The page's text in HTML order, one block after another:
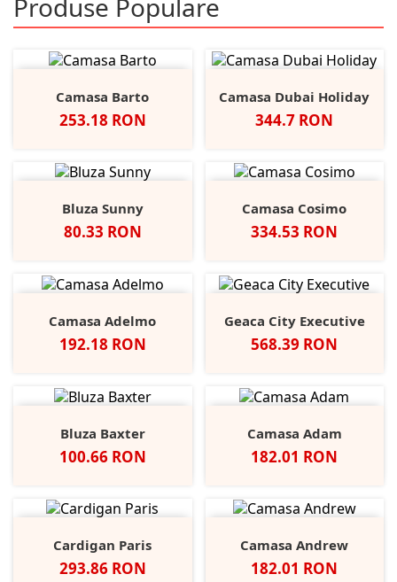
Produse Populare
Camasa Barto
Pret
253.18 RON
Camasa Dubai Holiday
Pret
344.7 RON
Bluza Sunny
Pret
80.33 RON
Camasa Cosimo
Pret
334.53 RON
Camasa Adelmo
Pret
192.18 RON
Geaca City Executive
Pret
568.39 RON
Bluza Baxter
Pret
100.66 RON
Camasa Adam
Pret
182.01 RON
Cardigan Paris
Pret
293.86 RON
Camasa Andrew
Pret
182.01 RON